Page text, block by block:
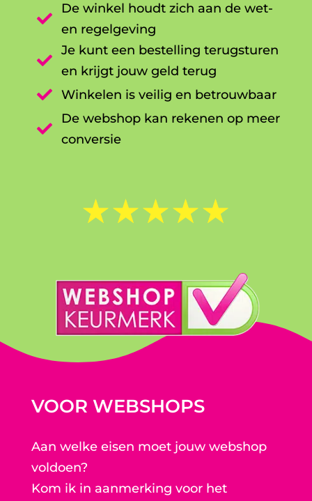

De winkel houdt zich aan de wet-
en regelgeving

Je kunt een bestelling terugsturen
en krijgt jouw geld terug

Winkelen is veilig en betrouwbaar

De webshop kan rekenen op meer
conversie
☆☆☆☆☆
VOOR WEBSHOPS
Aan welke eisen moet jouw webshop
voldoen?
Kom ik in aanmerking voor het